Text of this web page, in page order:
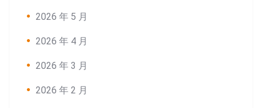
2026 年 5 月
2026 年 4 月
2026 年 3 月
2026 年 2 月